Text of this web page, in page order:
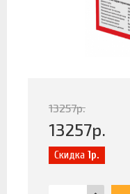
13257р.
13257р.
Скидка 1р.